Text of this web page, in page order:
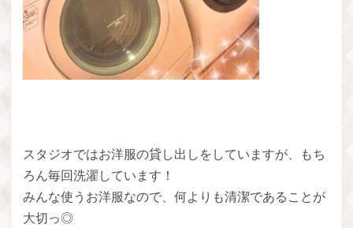
スタジオではお洋服の貸し出しをしていますが、もち
ろん毎回洗濯しています！
みんな使うお洋服なので、何よりも清潔であることが
大切っ◎